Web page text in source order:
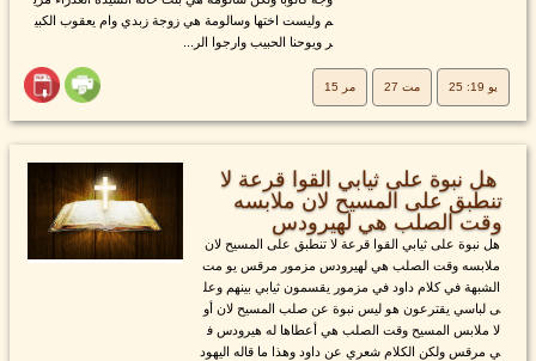
م وليست اختها وسالومة هي زوجة زبدي وام يعقوب الكبي
ر ويوحنا الحبيب وارجوا الر...
يو 19: 25 مت 27 مر 15
هل نبوة على ثيابي القوا قرعة لا
تنطبق على المسيح لان ملابسه
وقت الصلب هي لهيرودس
هل نبوة على ثيابي القوا قرعة لا تنطبق على المسيح لان
ملابسه وقت الصلب هي لهيرودس مزمور مرقس يو مت
الشبهة في كلام داود في مزمور يقسمون ثيابي بينهم وعل
ى لباسي يقترعون هو ليس نبوة عن صلب المسيح لان أو
لا ملابس المسيح وقت الصلب هي أعطاها له هيرودس ف
ي مرقس ولكن الكلام شعري عن داود وهذا ما قاله اليهود